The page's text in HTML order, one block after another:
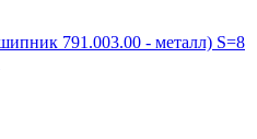
791.003.00 - металл) S=8